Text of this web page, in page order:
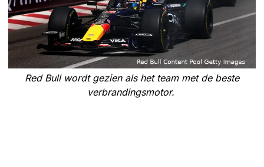
Red Bull wordt gezien als het team met de beste
verbrandingsmotor.